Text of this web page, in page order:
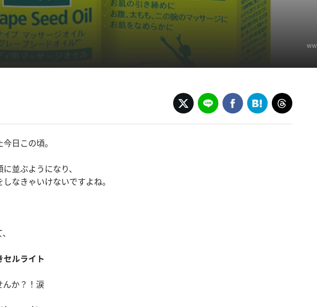
日この頃。
並ぶようになり、
なきゃいけないですよね。
セルライト
んか？！涙